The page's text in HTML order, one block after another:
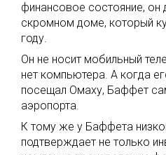
финансовое состояние, он
скромном доме, который
году.
Он не носит мобильный
нет компьютера. А когда
посещал Омаху, Баффет
аэропорта.
К тому же у Баффета
подтверждает не только